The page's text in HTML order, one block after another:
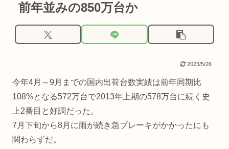
前年並みの850万台か
2023/5/26
今年4月～9月までの国内出荷台数実績は前年同期比
108%となる572万台で2013年上期の578万台に続く史
上2番目と好調だった。
7月下旬から8月に雨が続き急ブレーキがかかったにも
関わらずだ。